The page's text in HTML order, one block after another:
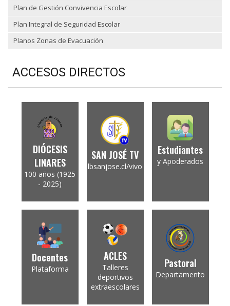
Plan de Gestión Convivencia Escolar
Plan Integral de Seguridad Escolar
Planos Zonas de Evacuación
ACCESOS DIRECTOS
DIÓCESIS
LINARES
100 años (1925
- 2025)
SAN JOSÉ TV
lbsanjose.cl/vivo
Estudiantes
y Apoderados
Docentes
Plataforma
ACLES
Talleres
deportivos
extraescolares
Pastoral
Departamento